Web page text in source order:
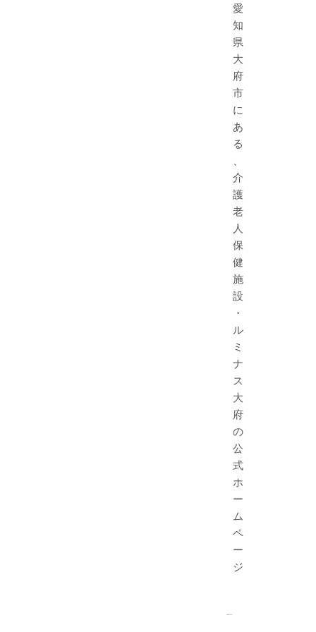
愛
知
県
大
府
市
に
あ
る
介
護
老
人
保
健
施
設
・
ル
ミ
ナ
ス
大
府
の
公
式
ホ
ー
ム
ペ
ー
ジ